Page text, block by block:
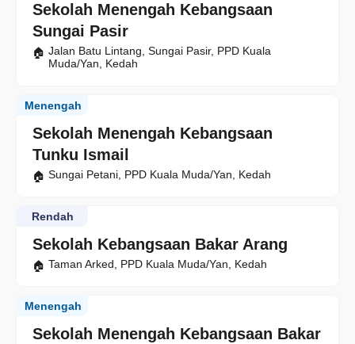
Sekolah Menengah Kebangsaan
Sungai Pasir
Jalan Batu Lintang, Sungai Pasir, PPD Kuala
Muda/Yan, Kedah
Sekolah Menengah Kebangsaan
Tunku Ismail
Menengah
Sungai Petani, PPD Kuala Muda/Yan, Kedah
Sekolah Kebangsaan Bakar Arang
Rendah
Taman Arked, PPD Kuala Muda/Yan, Kedah
Sekolah Menengah Kebangsaan Bakar
Menengah